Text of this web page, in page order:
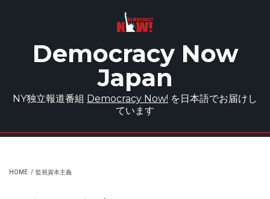
Democracy Now
Japan
NY独立報道番組 Democracy Now! を日本語でお届けし
ています
HOME / 監視資本主義